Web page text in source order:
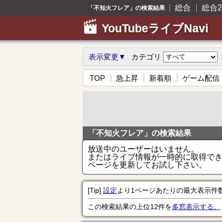
「不知火フレア」の検索結果 総合 総合2
YouTubeライブNavi
表示変更▼ カテゴリ
TOP 急上昇 新着順 ゲーム配信
「不知火フレア」の検索結果
放送中のユーザーはいません。
またはライブ情報が一時的に取得で
ページを更新してお試し下さい。
[Tip] 設定より1ページあたりの最大表示件
この検索結果の上位12件を多窓表示する。